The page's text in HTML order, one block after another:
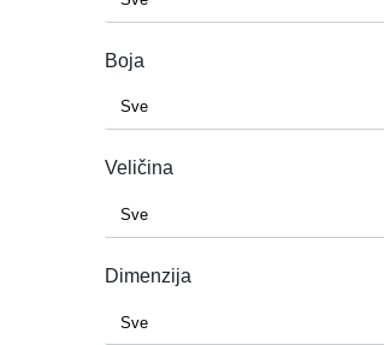
Boja
Veličina
Dimenzija